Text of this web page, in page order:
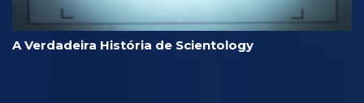
A Verdadeira História de Scientology